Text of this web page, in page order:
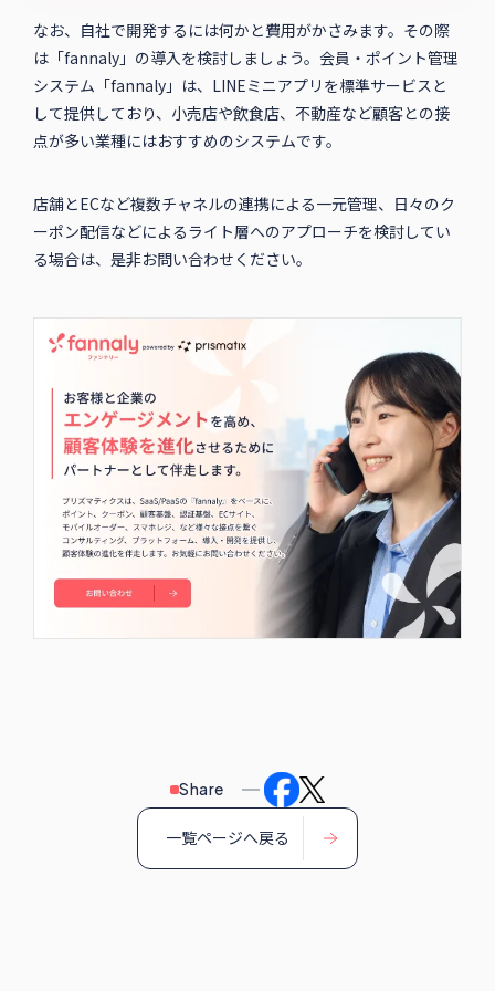
なお、自社で開発するには何かと費用がかさみます。その際
は「fannaly」の導入を検討しましょう。会員・ポイント管理
システム「fannaly」は、LINEミニアプリを標準サービスと
して提供しており、小売店や飲食店、不動産など顧客との接
点が多い業種にはおすすめのシステムです。
店舗とECなど複数チャネルの連携による一元管理、日々のク
ーポン配信などによるライト層へのアプローチを検討してい
る場合は、是非お問い合わせください。
Share
一覧ページへ戻る